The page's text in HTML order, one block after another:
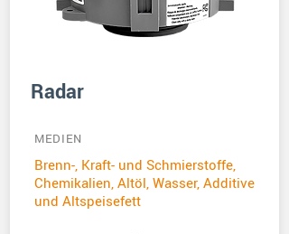
Radar
MEDIEN
Brenn-, Kraft- und Schmierstoffe,
Chemikalien, Altöl, Wasser, Additive
und Altspeisefett